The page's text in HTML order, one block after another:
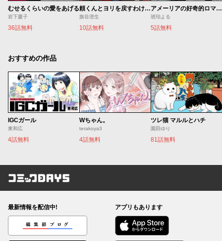
むせるくらいの愛をあげる
岩下慶子
36話無料
頼くんとヨリを戻すわけには！
旗谷澄生
10話無料
アメーリアの好奇的ロマンス
琥珀よる
5話無料
おすすめの作品
IGCガール
東和広
4話無料
Wちゃん。
terakoya3
4話無料
ツレ猫 マルルとハチ
園田ゆり
81話無料
コミックDAYS
最新情報を配信中!
編集部ブログ
アプリもあります